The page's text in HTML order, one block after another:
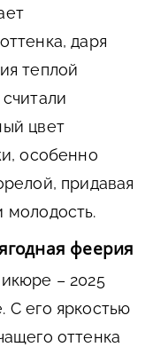
даря
теплой
цвет
особенно
придавая
молодость.
феерия
– 2025
С его яркостью
оттенка